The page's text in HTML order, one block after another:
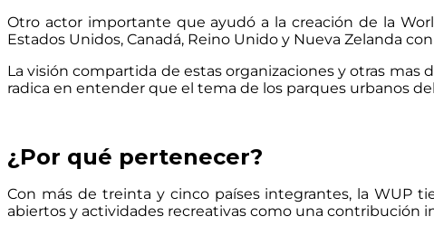
Otro actor importante que ayudó a la creación de la
Estados Unidos, Canadá, Reino Unido y Nueva Zelanda
La visión compartida de estas organizaciones y otras mas
radica en entender que el tema de los parques urbanos
¿ Por qué pertenecer?
Con más de treinta y cinco países integrantes, la WUP
abiertos y actividades recreativas como una contribución